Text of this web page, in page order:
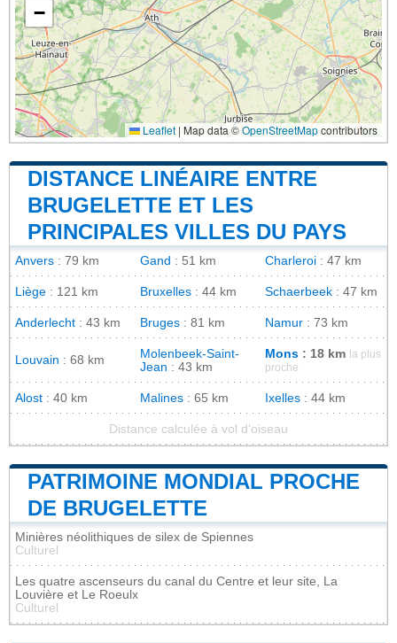
−
Leaflet | Map data ©OpenStreetMapcontributors
DISTANCE LINÉAIRE ENTRE
BRUGELETTE ET LES
PRINCIPALES VILLES DU PAYS
Anvers : 79 km Gand : 51 km Charleroi : 47 km
Liège : 121 km Bruxelles : 44 km Schaerbeek : 47 km
Anderlecht : 43 km Bruges : 81 km Namur : 73 km
Louvain : 68 km
Molenbeek-Saint-
Jean : 43 km
Mons : 18 km
la plus
proche
Alost : 40 km Malines : 65 km Ixelles : 44 km
Distance calculée à vol d'oiseau
PATRIMOINE MONDIAL PROCHE
DE BRUGELETTE
Minières néolithiques de silex de Spiennes
Culturel
Les quatre ascenseurs du canal du Centre et leur site, La
Louvière et Le Roeulx
Culturel